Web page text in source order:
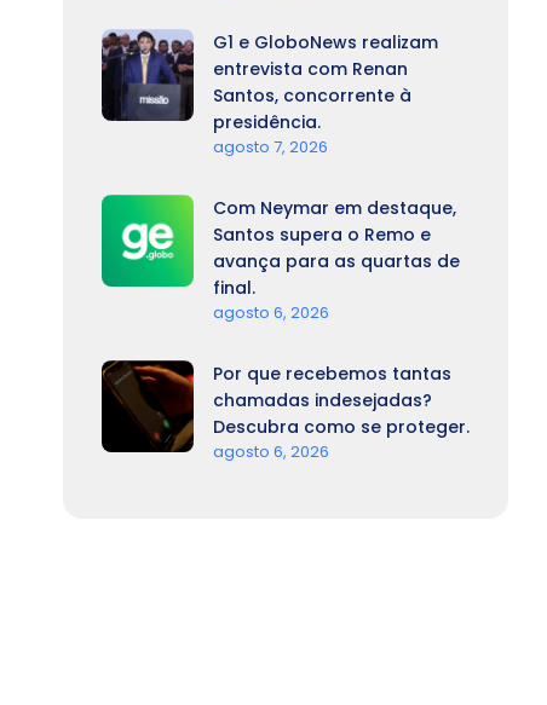
G1 e GloboNews realizam
entrevista com Renan
Santos, concorrente à
presidência.
agosto 7, 2026
Com Neymar em destaque,
Santos supera o Remo e
avança para as quartas de
final.
agosto 6, 2026
Por que recebemos tantas
chamadas indesejadas?
Descubra como se proteger.
agosto 6, 2026